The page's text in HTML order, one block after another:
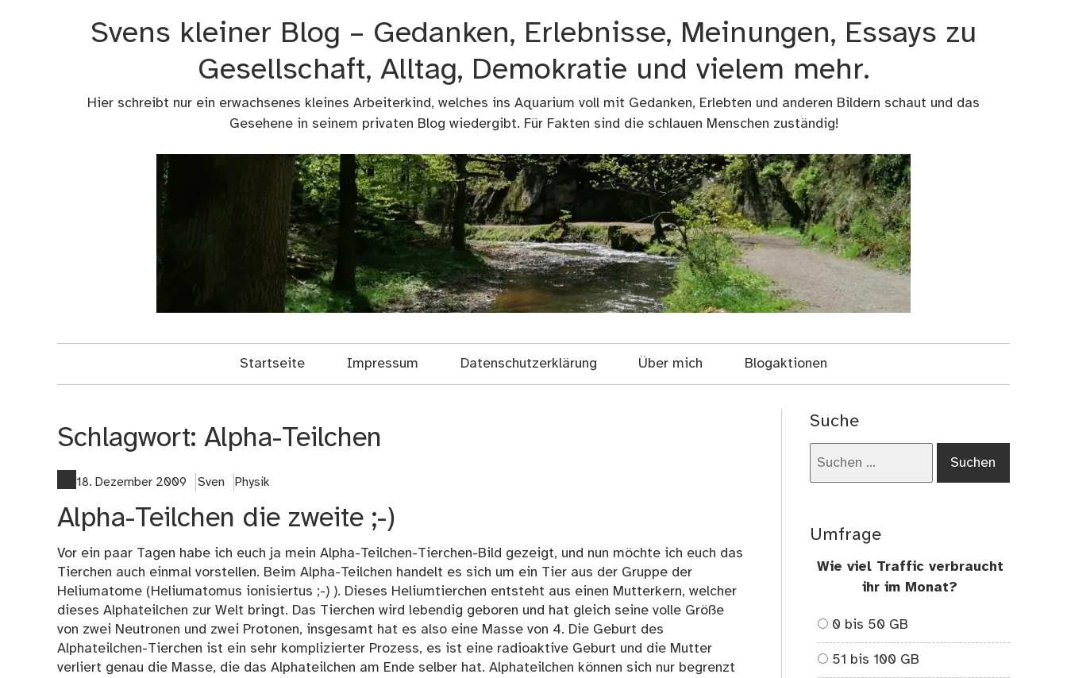
Svens kleiner Blog – Gedanken, Erlebnisse, Meinungen, Essays zu
Gesellschaft, Alltag, Demokratie und vielem mehr.
Hier schreibt nur ein erwachsenes kleines Arbeiterkind, welches ins Aquarium voll mit Gedanken, Erlebten und anderen Bildern schaut und das
Gesehene in seinem privaten Blog wiedergibt. Für Fakten sind die schlauen Menschen zuständig!
Startseite Impressum Datenschutzerklärung Über mich Blogaktionen
Schlagwort: Alpha-Teilchen
18. Dezember 2009 Sven Physik
Alpha-Teilchen die zweite ;-)
Vor ein paar Tagen habe ich euch ja mein Alpha-Teilchen-Tierchen-Bild gezeigt, und nun möchte ich euch das
Tierchen auch einmal vorstellen. Beim Alpha-Teilchen handelt es sich um ein Tier aus der Gruppe der
Heliumatome (Heliumatomus ionisiertus ;-) ). Dieses Heliumtierchen entsteht aus einen Mutterkern, welcher
dieses Alphateilchen zur Welt bringt. Das Tierchen wird lebendig geboren und hat gleich seine volle Größe
von zwei Neutronen und zwei Protonen, insgesamt hat es also eine Masse von 4. Die Geburt des
Alphateilchen-Tierchen ist ein sehr komplizierter Prozess, es ist eine radioaktive Geburt und die Mutter
verliert genau die Masse, die das Alphateilchen am Ende selber hat. Alphateilchen können sich nur begrenzt
Suche
Umfrage
Wie viel Traffic verbraucht
ihr im Monat?
0 bis 50 GB
51 bis 100 GB